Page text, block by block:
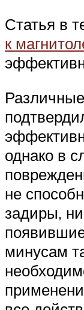
Статья в
к
однако в
не
задиры,
минусам